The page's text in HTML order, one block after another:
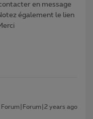
en message
également le lien
Forum|Forum|2 years ago